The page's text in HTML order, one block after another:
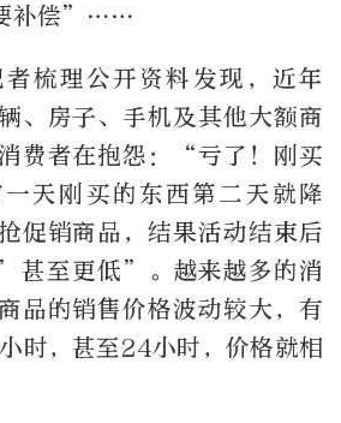
要补偿”……
者梳理公开资料发现，近年
、房子、手机及其他大额商
费者在抱怨：“亏了！刚买
天刚买的东西第二天就降
促销商品，结果活动结束后
甚至更低”。越来越多的消
品的销售价格波动较大，有
时，甚至24小时，价格就相